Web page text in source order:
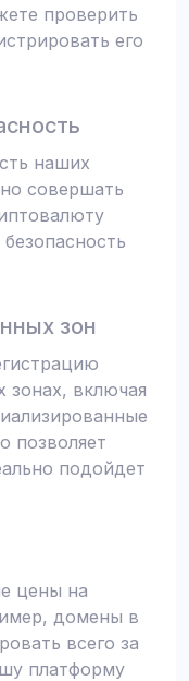
проверить
его
наших
совершать
зон
зонах, включая
позволяет
подойдет
цены на
домены в
всего за
платформу